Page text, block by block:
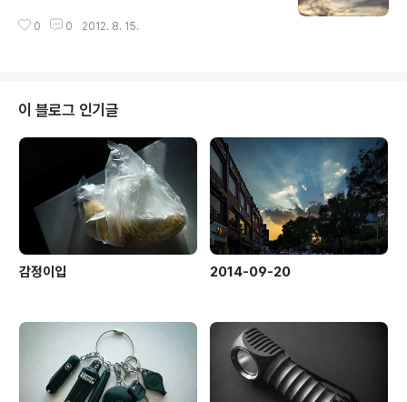
0 0 2012. 8. 15.
이 블로그 인기글
감정이입 2014-09-20